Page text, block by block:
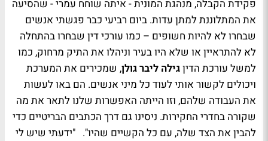
פקידת הקבלה, מנהגת המונית - איתה שוחח עמרי - שהסיעה
את המתלוננת למתן עדות. ביום רביעי כבר פגשתי אנשים
שבחרו לא להיות חשופים – כמו עורכי דין שבחרו בהתחלה
לא להתראיין או שלא היו בעיר וניהלו את התיק מרחוק, כמו
למשל עורכת הדיןגילה ליבר גולן, שמכירים את המערכת
ויכולים לקשור אותי לעוד כל מיני אנשים. הם באו לעשות
את העבודה שלהם, וזו הייתה האפשרות שלנו לתאר את מה
שקורה בחדרי החקירות. ניסינו גם דרך הכתבים הבריטיים כדי
להבין את הצד שלה, עם כל הקשיים שהיו". "ידעתי שיש לי